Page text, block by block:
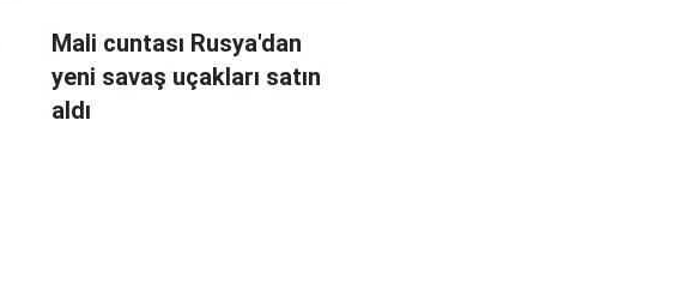
Mali cuntası Rusya'dan
yeni savaş uçakları satın
aldı